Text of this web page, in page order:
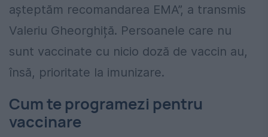
așteptăm recomandarea EMA”, a transmis
Valeriu Gheorghiță. Persoanele care nu
sunt vaccinate cu nicio doză de vaccin au,
însă, prioritate la imunizare.
Cum te programezi pentru
vaccinare